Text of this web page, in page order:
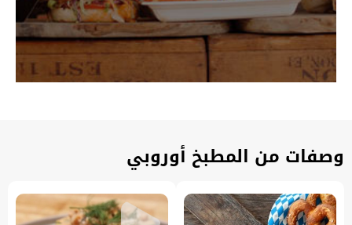
وصفات من المطبخ أوروبي